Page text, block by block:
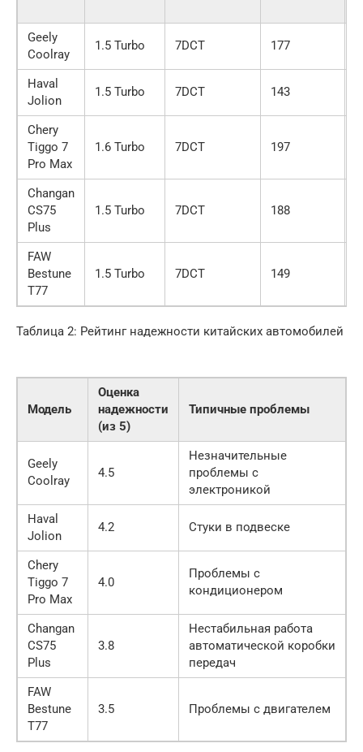
Geely
Coolray
1.5 Turbo 7DCT 177
Haval
Jolion
1.5 Turbo 7DCT 143
Chery
Tiggo 7
Pro Max
1.6 Turbo 7DCT 197
Changan
CS75
Plus
1.5 Turbo 7DCT 188
FAW
Bestune
T77
1.5 Turbo 7DCT 149
Таблица 2: Рейтинг надежности китайских автомобилей
Модель
Оценка
надежности
(из 5)
Типичные проблемы
Geely
Coolray
4.5
Незначительные
проблемы с
электроникой
Haval
Jolion
4.2 Стуки в подвеске
Chery
Tiggo 7
Pro Max
4.0
Проблемы с
кондиционером
Changan
CS75
Plus
3.8
Нестабильная работа
автоматической коробки
передач
FAW
Bestune
T77
3.5 Проблемы с двигателем